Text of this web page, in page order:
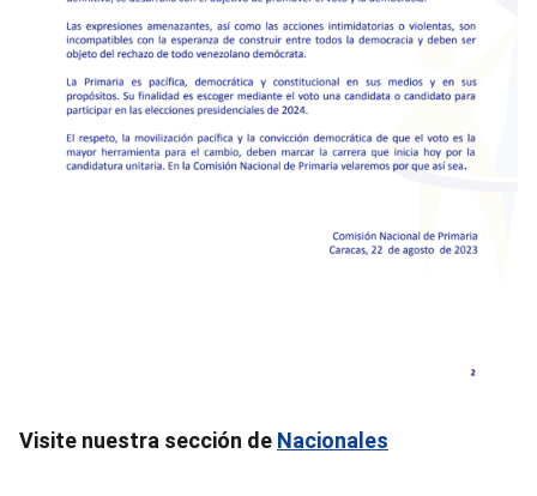
Visite nuestra sección de Nacionales